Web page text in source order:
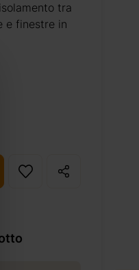
tra
e finestre in